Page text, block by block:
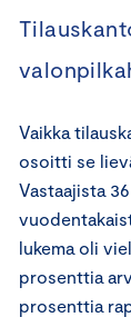
Vaikka
osoitti se
Vastaajista
lukema oli
prosenttia
prosenttia